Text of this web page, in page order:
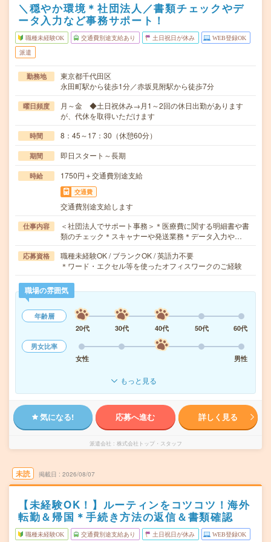
＼穏やか環境＊社団法人／書類チェックやデ
ータ入力など事務サポート！
職種未経験OK 交通費別途支給あり 土日祝日が休み WEB登録OK
派遣
勤務地
東京都千代田区
永田町駅から徒歩1分／赤坂見附駅から徒歩7分
曜日頻度
月～金 ◆土日祝休み→月1～2回の休日出勤があります
が、代休を取得いただけます
時間 8：45～17：30（休憩60分）
期間 即日スタート～長期
時給 1750円＋交通費別途支給
交通費
交通費別途支給します
仕事内容
＜社団法人でサポート事務＞＊医療費に関する明細書や書
類のチェック＊スキャナーや発送業務＊データ入力や…
応募資格
職種未経験OK / ブランクOK / 英語力不要
＊ワード・エクセル等を使ったオフィスワークのご経験
職場の雰囲気
年齢層
20代
30代 40代 50代
60代
男女比率
女性
男性
もっと見る
気になる! 応募へ進む 詳しく見る
派遣会社 株式会社トップ・スタッフ
未読 掲載日 2026/08/07
【未経験OK！】ルーティンをコツコツ！海外
転勤＆帰国＊手続き方法の返信＆書類確認
職種未経験OK 交通費別途支給あり 土日祝日が休み WEB登録OK